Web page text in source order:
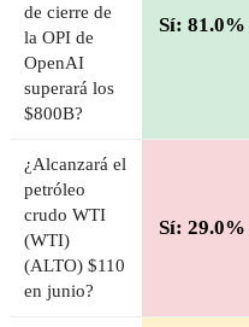
de cierre de
la OPI de
OpenAI
superará los
$800B?
Sí: 81.0%
¿Alcanzará el
petróleo
crudo WTI
(WTI)
(ALTO) $110
en junio?
Sí: 29.0%